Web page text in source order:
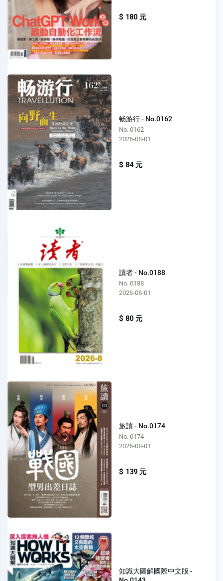
$ 180 元
畅游行 - No.0162
No. 0162
2026-08-01
$ 84 元
讀者 - No.0188
No. 0188
2026-08-01
$ 80 元
旅讀 - No.0174
No. 0174
2026-08-01
$ 139 元
知識大圖解國際中文版 -